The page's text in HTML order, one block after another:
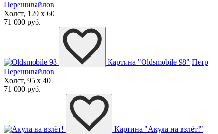
Перешивайлов
Холст, 120 x 60
71 000 руб.
Картина "Oldsmobile 98" Петр
Перешивайлов
Холст, 95 x 40
71 000 руб.
Картина "Акула на взлёт!"